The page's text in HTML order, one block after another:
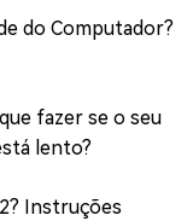
do Computador?
fazer se o seu
lento?
Instruções